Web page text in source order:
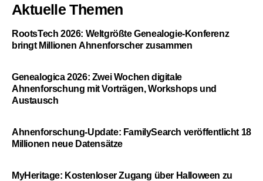
Aktuelle Themen
RootsTech 2026: Weltgrößte Genealogie-Konferenz
bringt Millionen Ahnenforscher zusammen
Genealogica 2026: Zwei Wochen digitale
Ahnenforschung mit Vorträgen, Workshops und
Austausch
Ahnenforschung-Update: FamilySearch veröffentlicht 18
Millionen neue Datensätze
MyHeritage: Kostenloser Zugang über Halloween zu